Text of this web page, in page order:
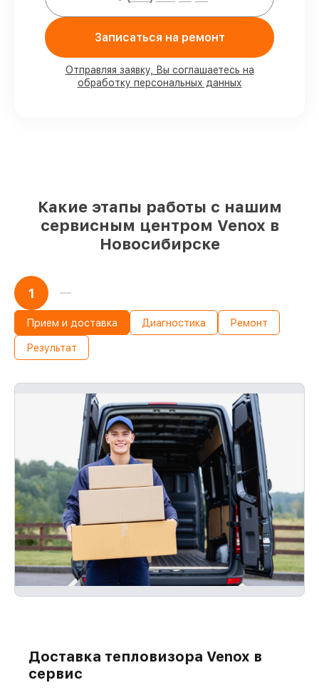
ремонтов по ремонту выполняются
с возможностью присутствия владельца
деталей Venox готовы к установке в
остальные приходят оперативно
Фирменные детали Venox и надёжные
Записаться на ремонт
Отправляя заявку, Вы соглашаетесь на
обработку персональных данных
Какие этапы работы с нашим
сервисным центром Venox в
Новосибирске
1
Прием и доставка Диагностика Ремонт
Результат
Доставка тепловизора Venox в
сервис